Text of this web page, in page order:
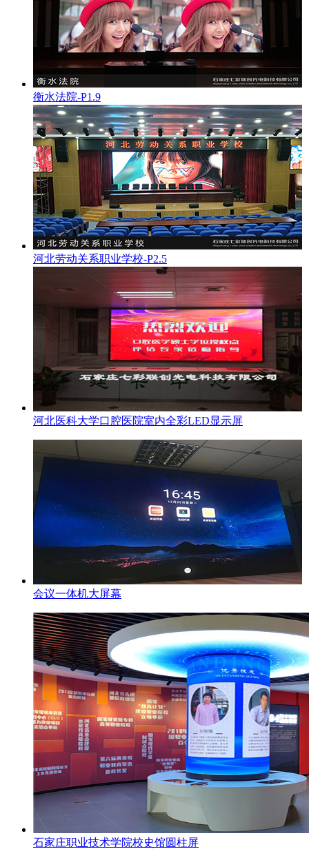
衡水法院-P1.9
河北劳动关系职业学校-P2.5
河北医科大学口腔医院室内全彩LED显示屏
会议一体机大屏幕
石家庄职业技术学院校史馆圆柱屏